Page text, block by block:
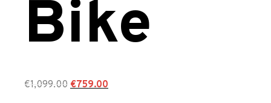
Bike
€1,099.00 €759.00